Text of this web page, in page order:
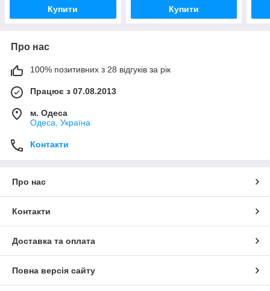
Купити Купити
Про нас
100% позитивних з 28 відгуків за рік
Працює з 07.08.2013
м. Одеса
Одеса, Україна
Контакти
Про нас
Контакти
Доставка та оплата
Повна версія сайту